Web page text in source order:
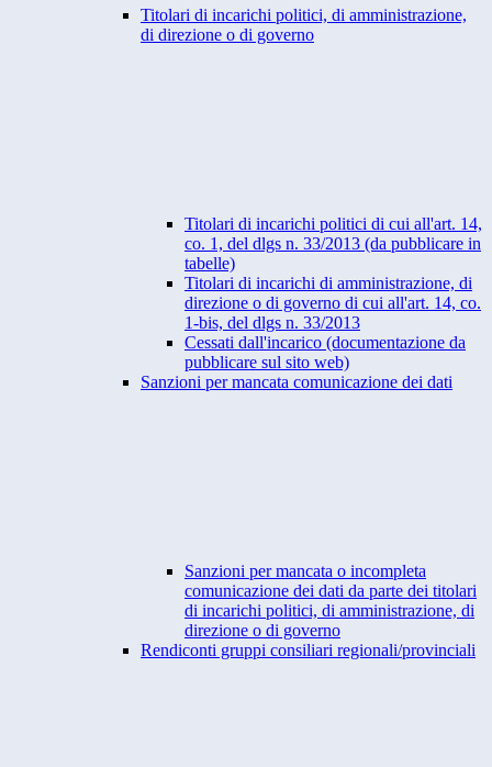
Titolari di incarichi politici, di amministrazione,
di direzione o di governo
Titolari di incarichi politici di cui all'art. 14,
co. 1, del dlgs n. 33/2013 (da pubblicare in
tabelle)
Titolari di incarichi di amministrazione, di
direzione o di governo di cui all'art. 14, co.
1-bis, del dlgs n. 33/2013
Cessati dall'incarico (documentazione da
pubblicare sul sito web)
Sanzioni per mancata comunicazione dei dati
Sanzioni per mancata o incompleta
comunicazione dei dati da parte dei titolari
di incarichi politici, di amministrazione, di
direzione o di governo
Rendiconti gruppi consiliari regionali/provinciali